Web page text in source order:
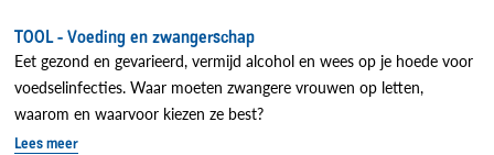
TOOL - Voeding en zwangerschap
Eet gezond en gevarieerd, vermijd alcohol en wees op je hoede voor
voedselinfecties. Waar moeten zwangere vrouwen op letten,
waarom en waarvoor kiezen ze best?
Lees meer